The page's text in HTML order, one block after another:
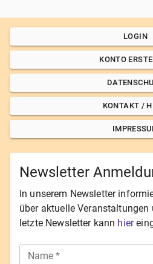
LOGIN
KONTO
KONTAKT /
Newsletter
In unserem Newsletter
über aktuelle Veranstaltungen
letzte Newsletter kann hier
Name *